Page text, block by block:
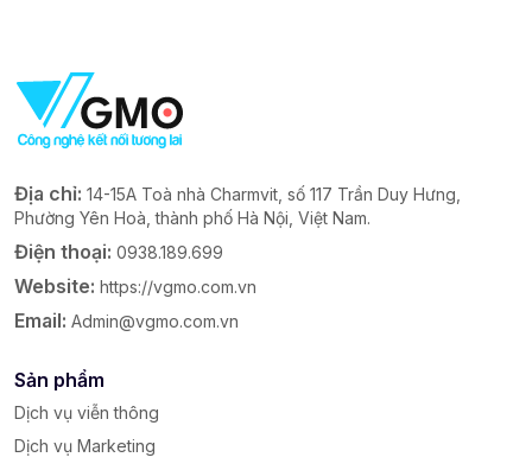
Địa chỉ: 14-15A Toà nhà Charmvit, số 117 Trần Duy Hưng,
Phường Yên Hoà, thành phố Hà Nội, Việt Nam.
Điện thoại: 0938.189.699
Website: https://vgmo.com.vn
Email: Admin@vgmo.com.vn
Sản phẩm
Dịch vụ viễn thông
Dịch vụ Marketing